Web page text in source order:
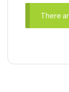
There